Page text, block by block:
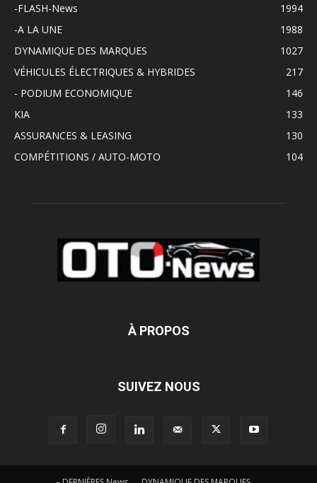
-FLASH-News
1994
-A LA UNE
1988
DYNAMIQUE DES MARQUES
1027
VÉHICULES ÉLECTRIQUES & HYBRIDES
217
- PODIUM ECONOMIQUE
146
KIA
133
ASSURANCES & LEASING
130
COMPÉTITIONS / AUTO-MOTO
104
À PROPOS
SUIVEZ NOUS